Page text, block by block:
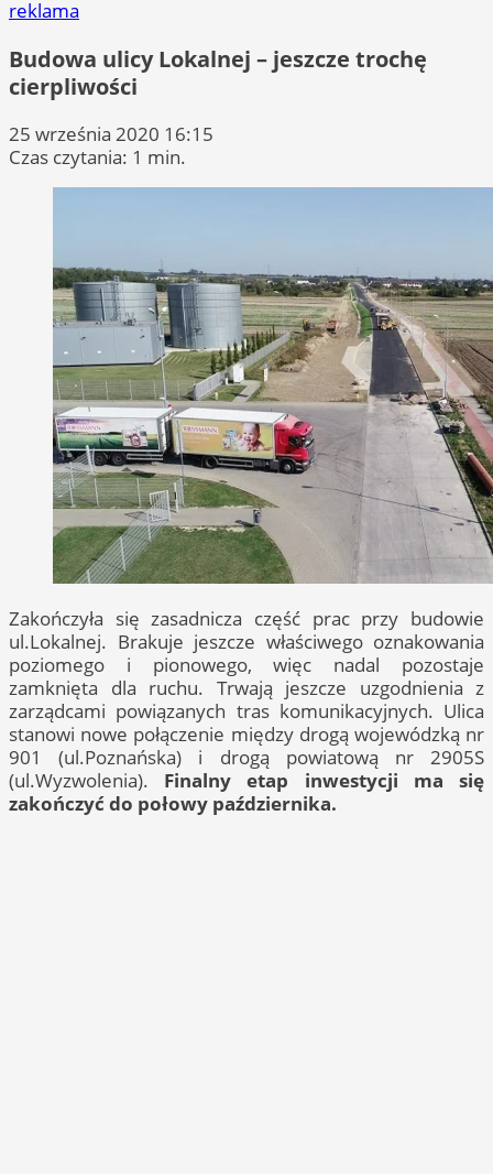
reklama
Budowa ulicy Lokalnej – jeszcze trochę
cierpliwości
25 września 2020 16:15
Czas czytania: 1 min.
Zakończyła się zasadnicza część prac przy budowie
ul.Lokalnej. Brakuje jeszcze właściwego oznakowania
poziomego i pionowego, więc nadal pozostaje
zamknięta dla ruchu. Trwają jeszcze uzgodnienia z
zarządcami powiązanych tras komunikacyjnych. Ulica
stanowi nowe połączenie między drogą wojewódzką nr
901 (ul.Poznańska) i drogą powiatową nr 2905S
(ul.Wyzwolenia). Finalny etap inwestycji ma się
zakończyć do połowy października.